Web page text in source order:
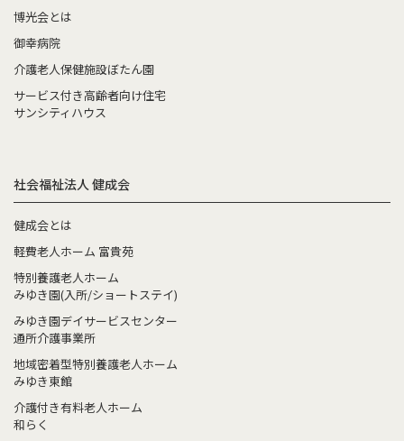
博光会とは
御幸病院
介護老人保健施設ぼたん園
サービス付き高齢者向け住宅
サンシティハウス
社会福祉法人 健成会
健成会とは
軽費老人ホーム 富貴苑
特別養護老人ホーム
みゆき園(入所/ショートステイ)
みゆき園デイサービスセンター
通所介護事業所
地域密着型特別養護老人ホーム
みゆき東館
介護付き有料老人ホーム
和らく